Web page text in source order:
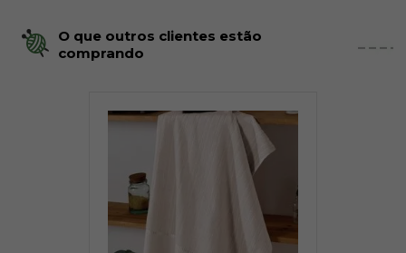
O que outros clientes estão
comprando